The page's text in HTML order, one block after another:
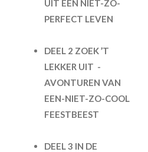
UIT EEN NIET-ZO-
PERFECT LEVEN
DEEL 2 ZOEK ’T
LEKKER UIT -
AVONTUREN VAN
EEN-NIET-ZO-COOL
FEESTBEEST
DEEL 3 IN DE